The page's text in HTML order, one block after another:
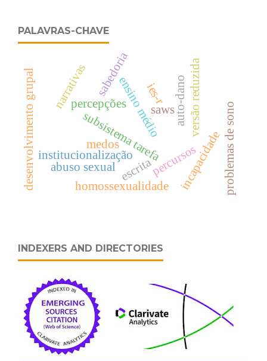
PALAVRAS-CHAVE
ensino médio auto-dano
institucionalização percursos
percepções
narrativas
desenvolvimento grupal subsistema tarefa
sabedoria
saws
incapacidade
escrita
medos problemas de sono
versão reduzida
homossexualidade
ies-r
abuso sexual
INDEXERS AND DIRECTORIES